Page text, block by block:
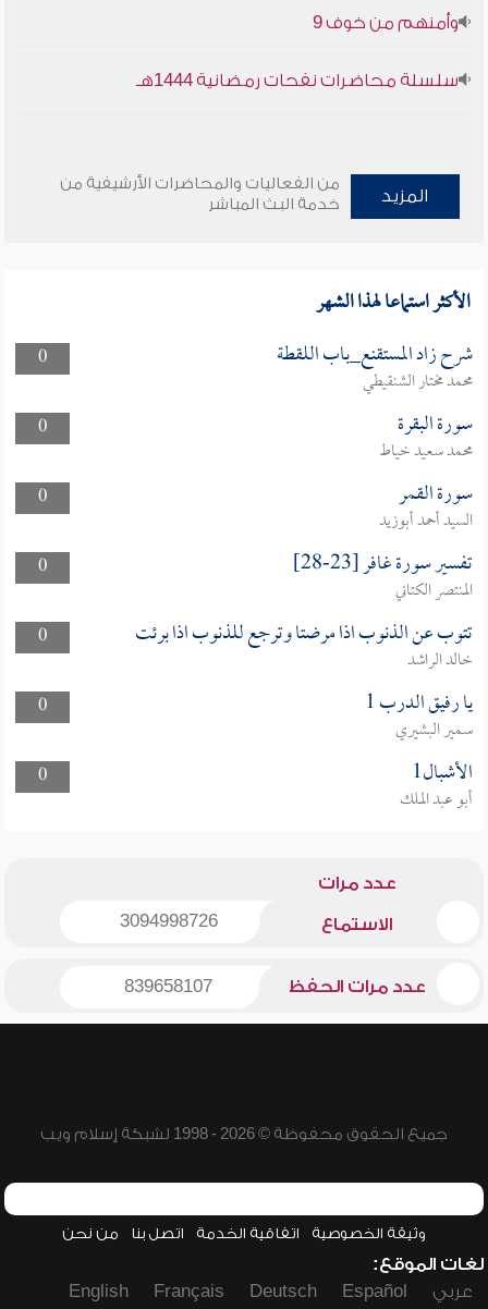
وأمنهم من خوف 9
سلسلة محاضرات نفحات رمضانية 1444هـ
المزيد
من الفعاليات والمحاضرات الأرشيفية من
خدمة البث المباشر
الأكثر استماعا لهذا الشهر
0 شرح زاد المستقنع_باب اللقطة
محمد مختار الشنقيطي
0
سورة البقرة
محمد سعيد خياط
0
سورة القمر
السيد أحمد أبوزيد
0
تفسير سورة غافر [23-28]
المنتصر الكتاني
0
تتوب عن الذنوب اذا مرضتا وترجع للذنوب اذا برئت
خالد الراشد
0
يا رفيق الدرب 1
سمير البشيري
0
الأشبال1
أبو عبد الملك
عدد مرات
الاستماع 3094998726
عدد مرات الحفظ 839658107
جميع الحقوق محفوظة © 2026 - 1998 لشبكة إسلام ويب
وثيقة الخصوصية اتفاقية الخدمة اتصل بنا من نحن
لغات الموقع:
عربي
Español
Deutsch
Français
English